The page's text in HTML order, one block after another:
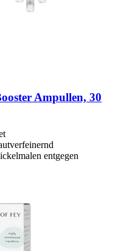
Ampullen, 30
entgegen